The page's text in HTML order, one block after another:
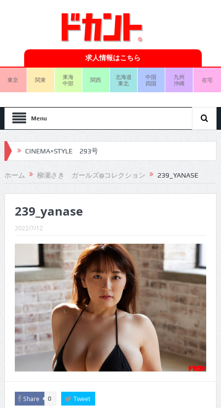
求人情報はこちら
東京 関東
東海
中部
関西
北海道
東北
中国
四国
九州
沖縄
在宅
Menu
CINEMA×STYLE 293号
CINEMA×STYLE 292号
CINEMA×STYLE 291号
CINEMA×STYLE 290号
CINEMA×STYLE 289号
CINEMA×STYLE 288号
CINEMA×STYLE 287号
CINEMA×STYLE 286号
CINEMA×STYLE 285号
CINEMA×STYLE 294号
ホーム 柳瀬さき ガールズ@コレクション 239_YANASE
239_yanase
2022/7/12
Share 0 Tweet